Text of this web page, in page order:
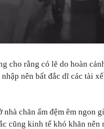
cho rằng có lẽ do hoàn
nên bất đắc dĩ các tài
chăn ấm đệm êm ngon
cũng kinh tế khó khăn